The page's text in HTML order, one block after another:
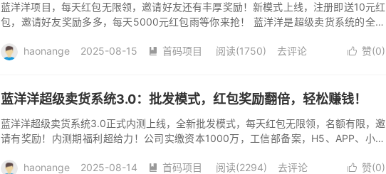
蓝洋洋项目，每天红包无限领，邀请好友还有丰厚奖励！新模式上线，注册即送10元红
包，邀请好友奖励多多，每天5000元红包雨等你来抢！ 蓝洋洋是超级卖货系统的全新
公司...
 赞(0)
haonange 2025-08-15  首码项目 阅读(1750) 去评论
蓝洋洋超级卖货系统3.0：批发模式，红包奖励翻倍，轻松赚钱！
蓝洋洋超级卖货系统3.0正式内测上线，全新批发模式，每天红包无限领，名额有限，邀
请有奖励！内测期福利超给力！公司实缴资本1000万，工信部备案，H5、APP、小程
 赞(0)
haonange 2025-08-14  首码项目 阅读(2294) 去评论